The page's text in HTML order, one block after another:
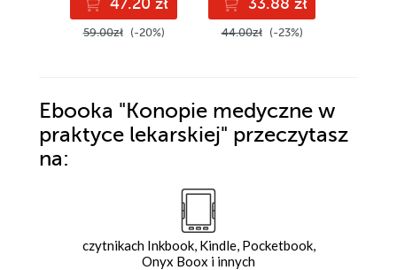
59.00zł (-20%) 44.00zł (-23%)
Ebooka "Konopie medyczne w
praktyce lekarskiej" przeczytasz
na:
czytnikach Inkbook, Kindle, Pocketbook,
Onyx Boox i innych